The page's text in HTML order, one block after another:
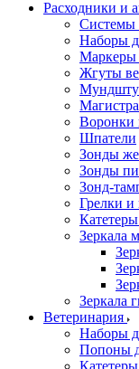
Расходники и
Системы
Наборы
Маркеры
Жгуты
Шпатели
Зонды
Зонды
Зонд-
Грелки
Зеркала
Зеркала
Ветеринария
Наборы
Попоны